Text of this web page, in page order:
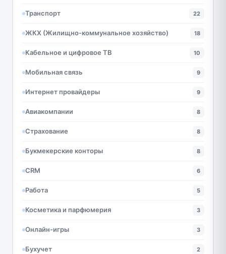
Транспорт 22
ЖКХ (Жилищно-коммунальное хозяйство) 18
Кабельное и цифровое ТВ 10
Мобильная связь 9
Интернет провайдеры 9
Авиакомпании 8
Страхование 8
Букмекерские конторы 8
CRM 6
Работа 5
Косметика и парфюмерия 3
Онлайн-игры 3
Бухучет 2